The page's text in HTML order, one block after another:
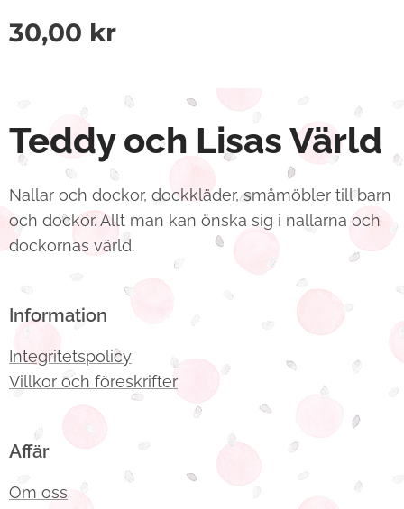
30,00 kr
Teddy och Lisas Värld
Nallar och dockor, dockkläder, småmöbler till barn
och dockor. Allt man kan önska sig i nallarna och
dockornas värld.
Information
Integritetspolicy
Villkor och föreskrifter
Affär
Om oss